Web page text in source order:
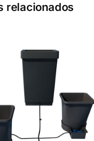
relacionados